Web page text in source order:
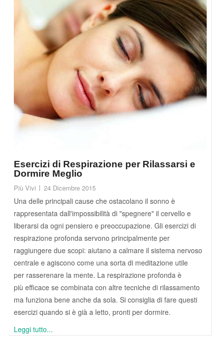
Esercizi di Respirazione per Rilassarsi e
Dormire Meglio
Più Vivi 24 Dicembre 2015
Una delle principali cause che ostacolano il sonno è
rappresentata dall'impossibilità di "spegnere" il cervello e
liberarsi da ogni pensiero e preoccupazione. Gli esercizi di
respirazione profonda servono principalmente per
raggiungere due scopi: aiutano a calmare il sistema nervoso
centrale e agiscono come una sorta di meditazione utile
per rasserenare la mente. La respirazione profonda è
più efficace se combinata con altre tecniche di rilassamento
ma funziona bene anche da sola. Si consiglia di fare questi
esercizi quando si è già a letto, pronti per dormire.
Leggi tutto...